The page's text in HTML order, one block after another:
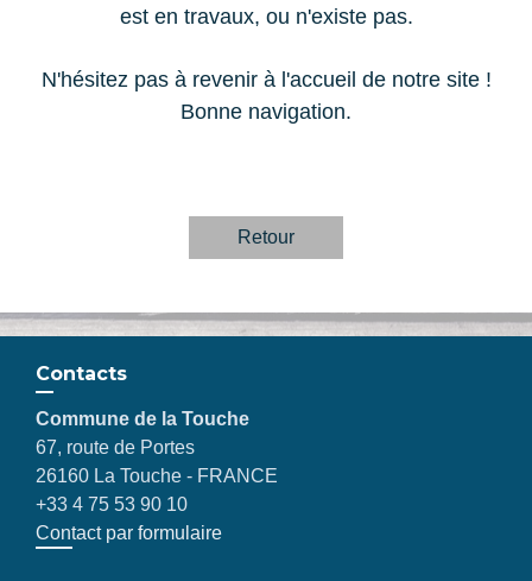
est en travaux, ou n'existe pas.
N'hésitez pas à revenir à l'accueil de notre site !
Bonne navigation.
Retour
Contacts
Commune de la Touche
67, route de Portes
26160 La Touche - FRANCE
+33 4 75 53 90 10
Contact par formulaire